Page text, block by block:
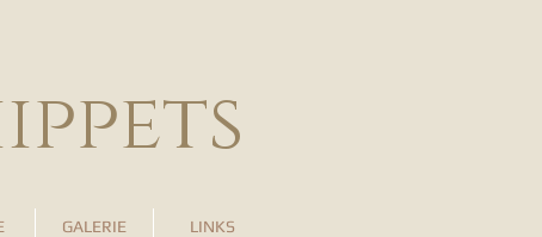
GALERIE LINKS